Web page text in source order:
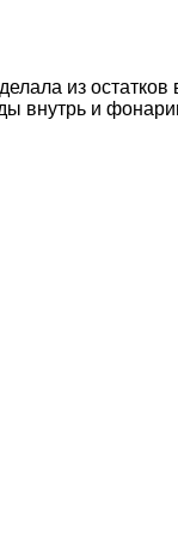
из остатков
внутрь и